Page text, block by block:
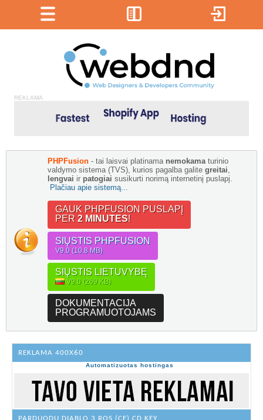
REKLAMA
PHPFusion - tai laisvai platinama nemokama turinio
valdymo sistema (TVS), kurios pagalba galite greitai
lengvai ir patogiai susikurti norimą internetinį puslapį.
Plačiau apie sistemą...
GAUK PHPFUSION PUSLAPĮ
PER 2 MINUTES!
SIŲSTIS PHPFUSION
V9.0 (10.8 MB)
SIŲSTIS LIETUVYBĘ
V9.0 (269 KB)
DOKUMENTACIJA
PROGRAMUOTOJAMS
REKLAMA 400X60
Automatizuotas hostingas
PARDUODU DIABLO 3 ROS (CE) CD KEY